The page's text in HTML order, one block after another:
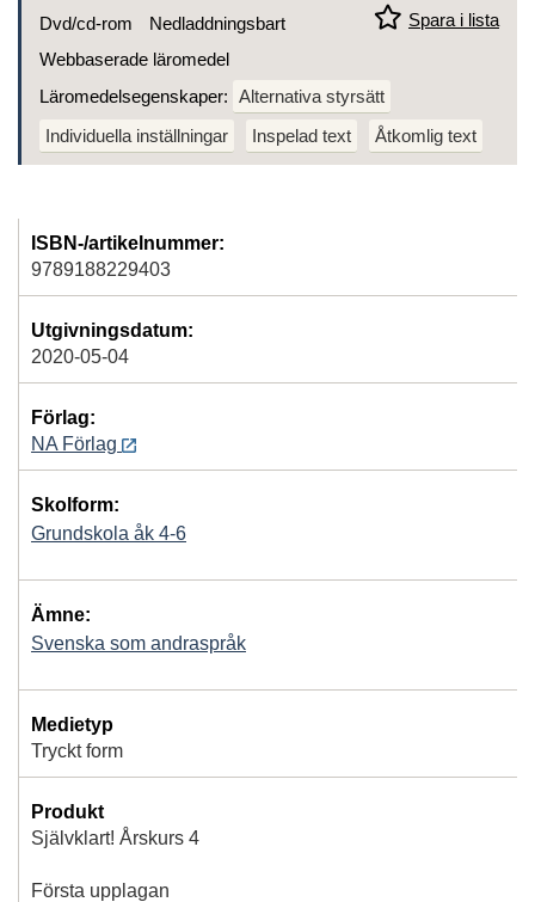
Spara i lista
Dvd/cd-rom
Nedladdningsbart
Webbaserade läromedel
Läromedelsegenskaper: Alternativa styrsätt
Individuella inställningar
Inspelad text Åtkomlig text
ISBN-/artikelnummer:
9789188229403
Utgivningsdatum:
2020-05-04
Förlag:
NA Förlag
Skolform:
Grundskola åk 4-6
Ämne:
Svenska som andraspråk
Medietyp
Tryckt form
Produkt
Självklart! Årskurs 4
Första upplagan